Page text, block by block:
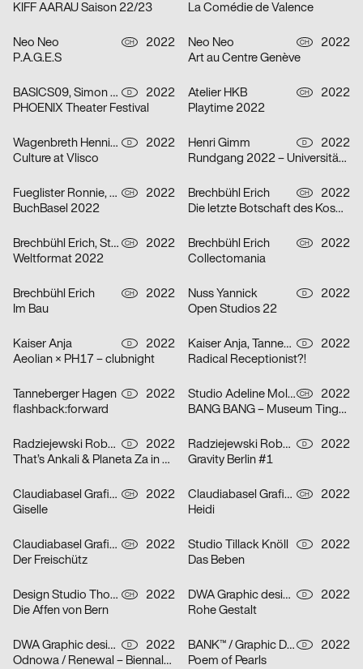
KIFF AARAU Saison 22/23
La Comédie de Valence
Neo Neo CH
2022
P.A.G.E.S
Neo Neo CH
2022
Art au Centre Genève
BASICS09, Simon Hegenberg D
2022
PHOENIX Theater Festival
Atelier HKB CH
2022
Playtime 2022
Wagenbreth Henning D
2022
Culture at Vlisco
Henri Gimm D
2022
Rundgang 2022 – Universität der Künste Berlin
Fueglister Ronnie, Yves Graber, Christian Hofer CH
2022
BuchBasel 2022
Brechbühl Erich CH
2022
Die letzte Botschaft des Kosmonauten an die Frau, die er einst in der ehemaligen Sowjetunion liebte
Brechbühl Erich, Studio Feixen, Schaub Josh CH
2022
Weltformat 2022
Brechbühl Erich CH
2022
Collectomania
Brechbühl Erich CH
2022
Im Bau
Nuss Yannick D
2022
Open Studios 22
Kaiser Anja D
2022
Aeolian × PH17 – clubnight
Kaiser Anja, Tanneberger Hagen D
2022
Radical Receptionist?!
Tanneberger Hagen D
2022
flashback:forward
Studio Adeline Mollard CH
2022
BANG BANG – Museum Tinguely
Radziejewski Robert, Michal Veltruský D
2022
That’s Ankali & Planeta Za in October ’22
Radziejewski Robert, Michal Veltruský D
2022
Gravity Berlin #1
Claudiabasel Grafik & Interaktion CH
2022
Giselle
Claudiabasel Grafik & Interaktion CH
2022
Heidi
Claudiabasel Grafik & Interaktion, Lucian Kunz CH
2022
Der Freischütz
Studio Tillack Knöll D
2022
Das Beben
Design Studio Thom Pfister CH
2022
Die Affen von Bern
DWA Graphic design department D
2022
Rohe Gestalt
DWA Graphic design department D
2022
Odnowa / Renewal – Biennale Zielona Góra 2022
BANK™ / Graphic Design Today D
2022
Poem of Pearls